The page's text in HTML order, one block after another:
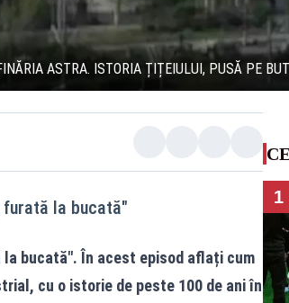
ASTRA. ISTORIA ȚIȚEIULUI, PUSĂ PE
furată la bucată"
la bucată". În acest episod aflați cum
cu o istorie de peste 100 de ani în
1